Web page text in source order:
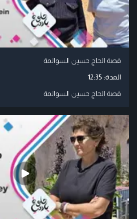
قصة الحاج حسين السوالمة
المدة: 12:35
قصة الحاج حسين السوالمة